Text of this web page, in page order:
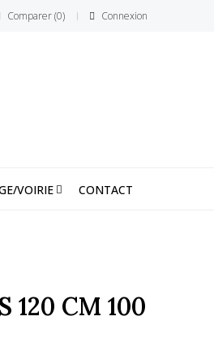
Comparer 0 Connexion
VOIRIE CONTACT
120 CM 100